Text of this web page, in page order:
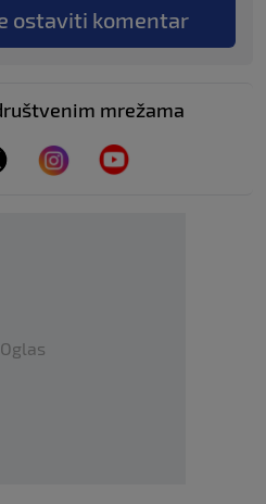
ostaviti komentar
mrežama
Oglas